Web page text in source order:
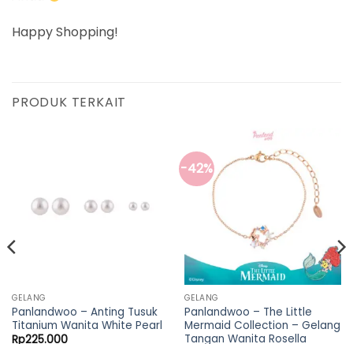
Happy Shopping!
PRODUK TERKAIT
GELANG
Panlandwoo – Anting Tusuk
Titanium Wanita White Pearl
Rp225.000
-42%
GELANG
Panlandwoo – The Little
Mermaid Collection – Gelang
Tangan Wanita Rosella